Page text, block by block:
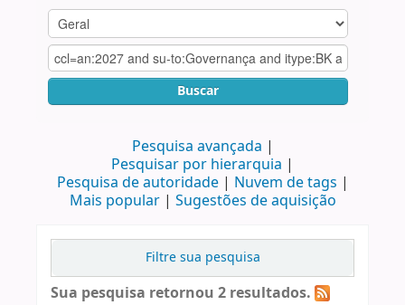
Buscar
Pesquisa avançada
Pesquisar por hierarquia
Pesquisa de autoridade
Nuvem de tags
Mais popular
Sugestões de aquisição
Filtre sua pesquisa
Sua pesquisa retornou 2 resultados.